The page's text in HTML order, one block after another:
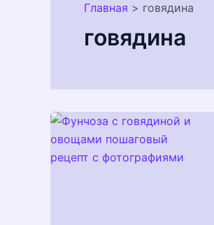
Главная говядина
говядина